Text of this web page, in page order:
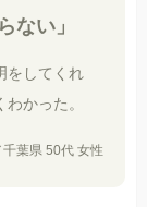
ない」
をしてくれ
かった。
葉県 50代 女性